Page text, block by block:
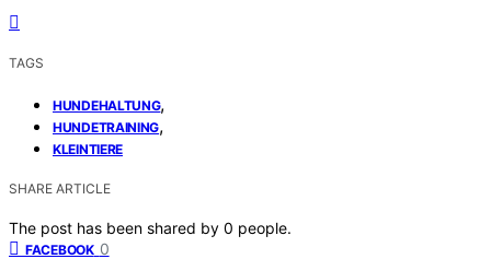
TAGS
HUNDEHALTUNG,
HUNDETRAINING,
KLEINTIERE
SHARE ARTICLE
The post has been shared by 0 people.
FACEBOOK 0